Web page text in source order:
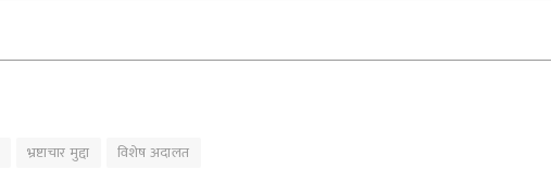
भ्रष्टाचार मुद्दा विशेष अदालत